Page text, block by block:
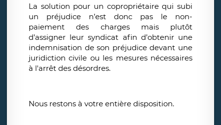
La solution pour un copropriétaire qui subi
un préjudice n’est donc pas le non-
paiement des charges mais plutôt
d’assigner leur syndicat afin d’obtenir une
indemnisation de son préjudice devant une
juridiction civile ou les mesures nécessaires
à l'arrêt des désordres.
Nous restons à votre entière disposition.